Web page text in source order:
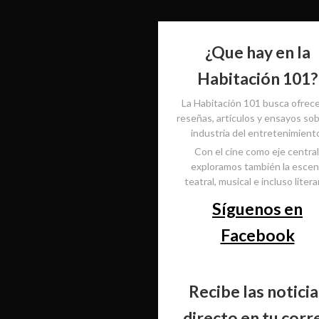
¿Que hay en la
Habitación 101?
La Habitación 101 busca
reseñas, artículos y ensayos
industria del
Con el cine como eje
exploramos también la
teatral, musical e incluso
Síguenos en
Facebook
Recibe las